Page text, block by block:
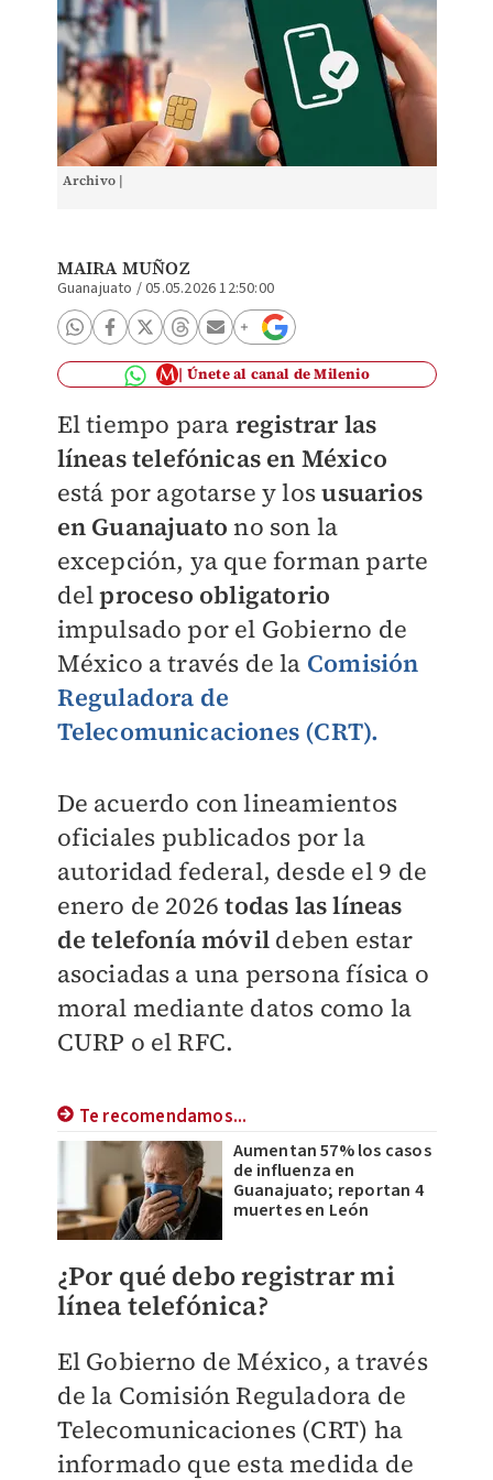
Archivo |
MAIRA MUÑOZ
Guanajuato /05.05.2026 12:50:00
Únete al canal de Milenio
El tiempo para registrar las
líneas telefónicas en México
está por agotarse y losusuarios
en Guanajuatono son la
excepción, ya que forman parte
delproceso obligatorio
impulsado por el Gobierno de
México a través de la Comisión
Reguladora de
Telecomunicaciones (CRT).
De acuerdo con lineamientos
oficiales publicados por la
autoridad federal, desde el 9 de
enero de 2026 todas las líneas
de telefonía móvil deben estar
asociadas a una persona física o
moral mediante datos como la
CURP o el RFC.
Te recomendamos...
Aumentan 57% los casos
de influenza en
Guanajuato; reportan 4
muertes en León
¿Por qué debo registrar mi
línea telefónica?
El Gobierno de México, a través
de la Comisión Reguladora de
Telecomunicaciones (CRT) ha
informado que esta medida de